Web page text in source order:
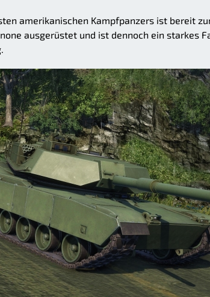
amerikanischen Kampfpanzers ist bereit
ausgerüstet und ist dennoch ein starkes